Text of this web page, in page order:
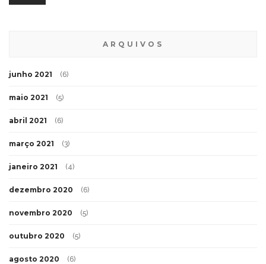
ARQUIVOS
junho 2021 (6)
maio 2021 (5)
abril 2021 (6)
março 2021 (3)
janeiro 2021 (4)
dezembro 2020 (6)
novembro 2020 (5)
outubro 2020 (5)
agosto 2020 (6)